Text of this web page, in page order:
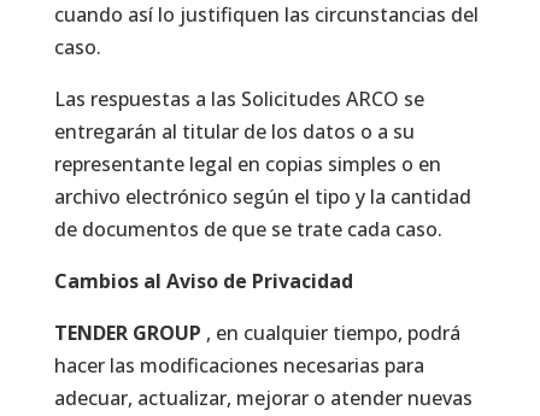
cuando así lo justifiquen las circunstancias del
caso.
Las respuestas a las Solicitudes ARCO se
entregarán al titular de los datos o a su
representante legal en copias simples o en
archivo electrónico según el tipo y la cantidad
de documentos de que se trate cada caso.
Cambios al Aviso de Privacidad
TENDER GROUP , en cualquier tiempo, podrá
hacer las modificaciones necesarias para
adecuar, actualizar, mejorar o atender nuevas